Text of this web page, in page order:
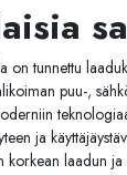
tunnettu
puu-,
ja
korkean laadun ja